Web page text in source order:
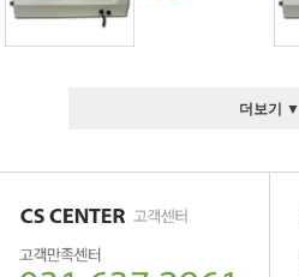
더보기 ▼